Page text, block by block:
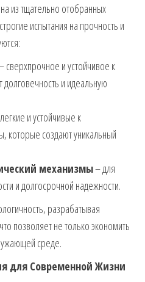
из тщательно отобранных
испытания на прочность и
сверхпрочное и устойчивое к
и идеальную
и устойчивые к
которые создают уникальный
механизмы– для
и долгосрочной надежности.
разрабатывая
позволяет не только экономить
среде.
для Современной Жизни